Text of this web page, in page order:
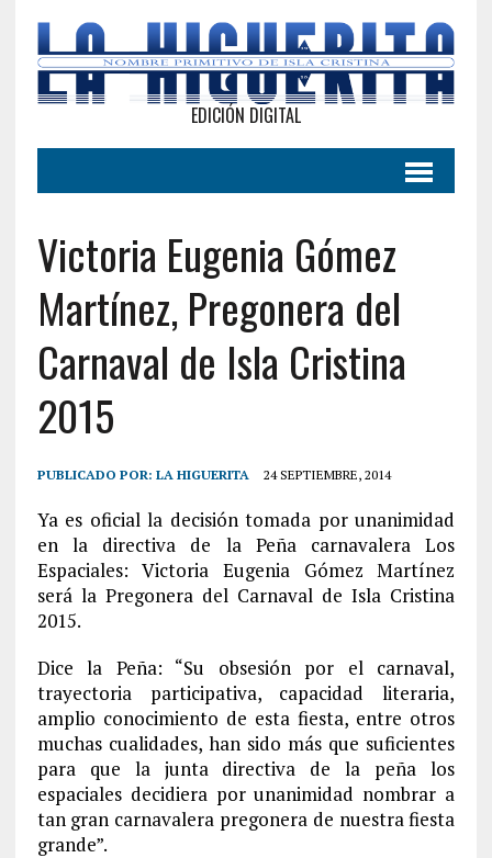
EDICIÓN DIGITAL
Victoria Eugenia Gómez
Martínez, Pregonera del
Carnaval de Isla Cristina
2015
PUBLICADO POR: LA HIGUERITA 24 SEPTIEMBRE, 2014
Ya es oficial la decisión tomada por unanimidad
en la directiva de la Peña carnavalera Los
Espaciales: Victoria Eugenia Gómez Martínez
será la Pregonera del Carnaval de Isla Cristina
2015.
Dice la Peña: “Su obsesión por el carnaval,
trayectoria participativa, capacidad literaria,
amplio conocimiento de esta fiesta, entre otros
muchas cualidades, han sido más que suficientes
para que la junta directiva de la peña los
espaciales decidiera por unanimidad nombrar a
tan gran carnavalera pregonera de nuestra fiesta
grande”.